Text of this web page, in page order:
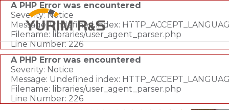
A PHP Error was encountered
Severity: Notice
Message: Undefined index:
Filename: libraries/user_agent_parser.php
Line Number: 226
A PHP Error was encountered
Severity: Notice
Message: Undefined index:
Filename: libraries/user_agent_parser.php
Line Number: 226
COMPANY